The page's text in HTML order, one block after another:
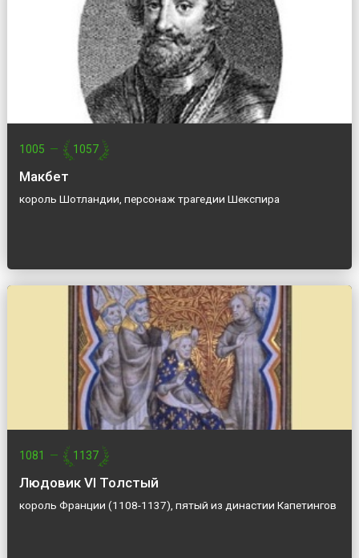
1005 — 1057
Макбет
король Шотландии, персонаж трагедии Шекспира
1081 — 1137
Людовик VI Толстый
король Франции (1108-1137), пятый из династии Капетингов